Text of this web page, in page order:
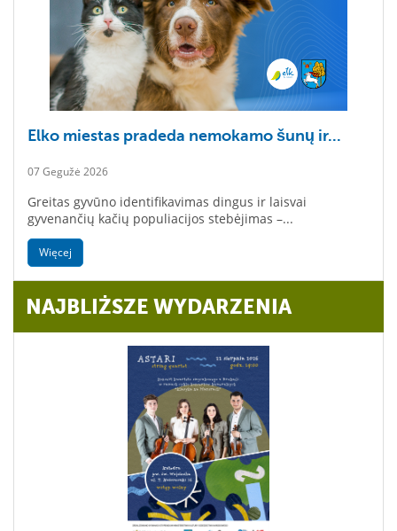
Elko miestas pradeda nemokamo šunų ir...
07 Gegužė 2026
Greitas gyvūno identifikavimas dingus ir laisvai
gyvenančių kačių populiacijos stebėjimas –...
Więcej
NAJBLIŻSZE WYDARZENIA